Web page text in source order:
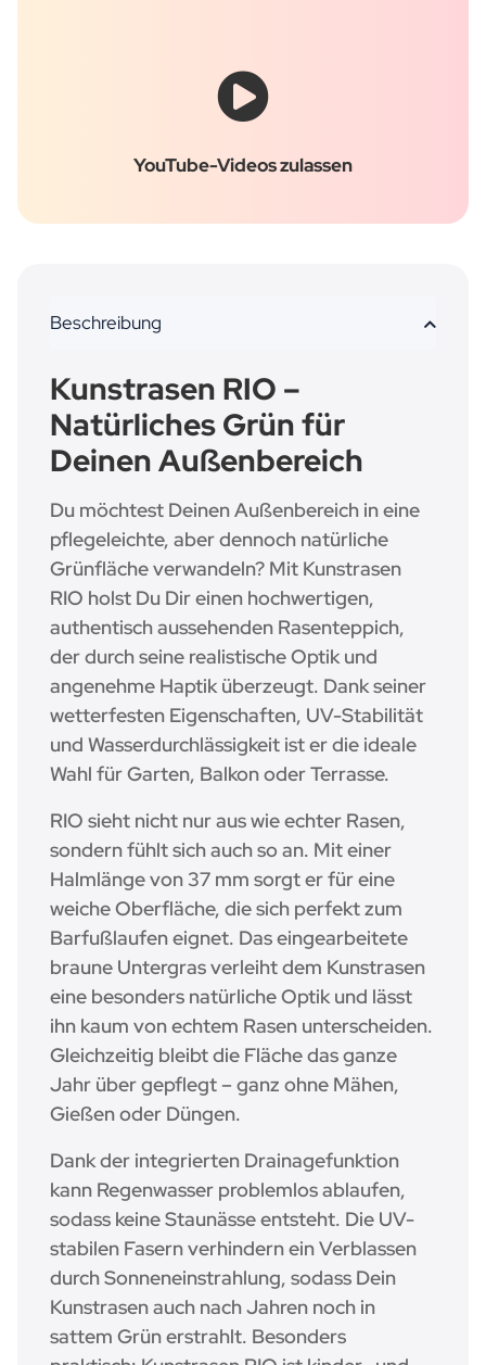
YouTube-Videos zulassen
Beschreibung
Kunstrasen RIO –
Natürliches Grün für
Deinen Außenbereich
Du möchtest Deinen Außenbereich in eine
pflegeleichte, aber dennoch natürliche
Grünfläche verwandeln? Mit Kunstrasen
RIO holst Du Dir einen hochwertigen,
authentisch aussehenden Rasenteppich,
der durch seine realistische Optik und
angenehme Haptik überzeugt. Dank seiner
wetterfesten Eigenschaften, UV-Stabilität
und Wasserdurchlässigkeit ist er die ideale
Wahl für Garten, Balkon oder Terrasse.
RIO sieht nicht nur aus wie echter Rasen,
sondern fühlt sich auch so an. Mit einer
Halmlänge von 37 mm sorgt er für eine
weiche Oberfläche, die sich perfekt zum
Barfußlaufen eignet. Das eingearbeitete
braune Untergras verleiht dem Kunstrasen
eine besonders natürliche Optik und lässt
ihn kaum von echtem Rasen unterscheiden.
Gleichzeitig bleibt die Fläche das ganze
Jahr über gepflegt – ganz ohne Mähen,
Gießen oder Düngen.
Dank der integrierten Drainagefunktion
kann Regenwasser problemlos ablaufen,
sodass keine Staunässe entsteht. Die UV-
stabilen Fasern verhindern ein Verblassen
durch Sonneneinstrahlung, sodass Dein
Kunstrasen auch nach Jahren noch in
sattem Grün erstrahlt. Besonders